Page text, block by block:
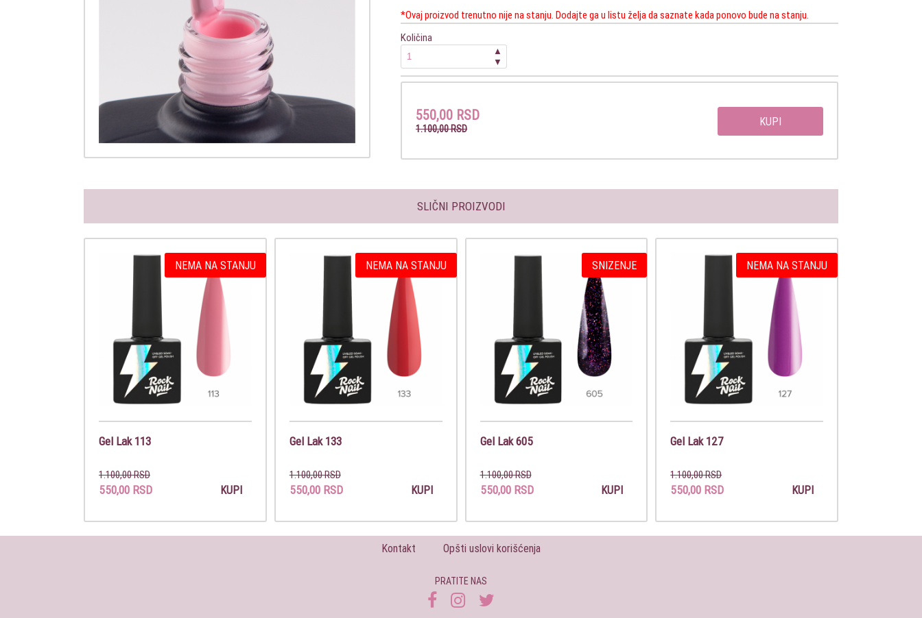
*Ovaj proizvod trenutno nije na stanju. Dodajte ga u listu želja da saznate kada ponovo bude na stanju.
Količina
▲
▼
550,00 RSD
1.100,00 RSD
KUPI
SLIČNI PROIZVODI
NEMA NA STANJU
Gel Lak 113
1.100,00 RSD
550,00 RSD KUPI
NEMA NA STANJU
Gel Lak 133
1.100,00 RSD
550,00 RSD KUPI
SNIZENJE
Gel Lak 605
1.100,00 RSD
550,00 RSD KUPI
NEMA NA STANJU
Gel Lak 127
1.100,00 RSD
550,00 RSD KUPI
Kontakt Opšti uslovi korišćenja
PRATITE NAS